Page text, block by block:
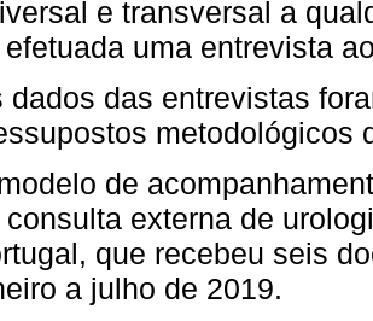
e transversal a
uma entrevista
dados das entrevistas
metodológicos
de
consulta externa de
que recebeu seis
a julho de 2019.